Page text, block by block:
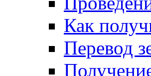
Как
Перевод